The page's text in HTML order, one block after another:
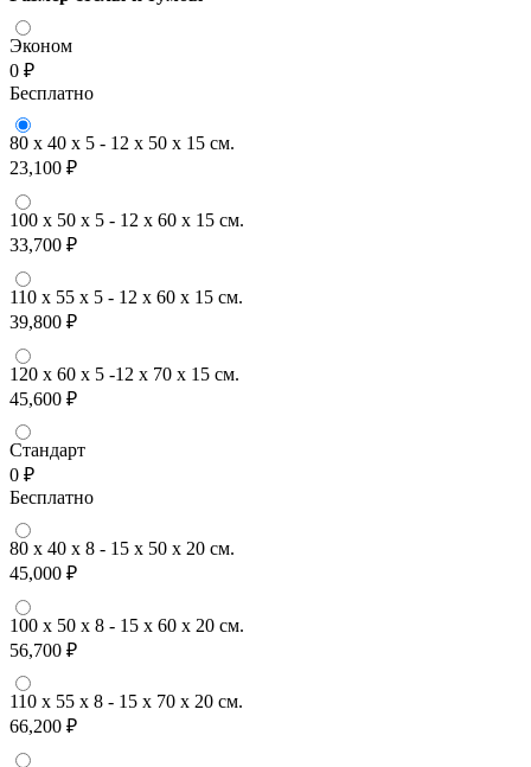
Эконом
0 ₽
Бесплатно
80 x 40 x 5 - 12 x 50 x 15 см.
23,100 ₽
100 x 50 x 5 - 12 x 60 x 15 см.
33,700 ₽
110 x 55 x 5 - 12 x 60 x 15 см.
39,800 ₽
120 x 60 x 5 -12 x 70 x 15 см.
45,600 ₽
Стандарт
0 ₽
Бесплатно
80 x 40 x 8 - 15 x 50 x 20 см.
45,000 ₽
100 x 50 x 8 - 15 x 60 x 20 см.
56,700 ₽
110 x 55 x 8 - 15 x 70 x 20 см.
66,200 ₽